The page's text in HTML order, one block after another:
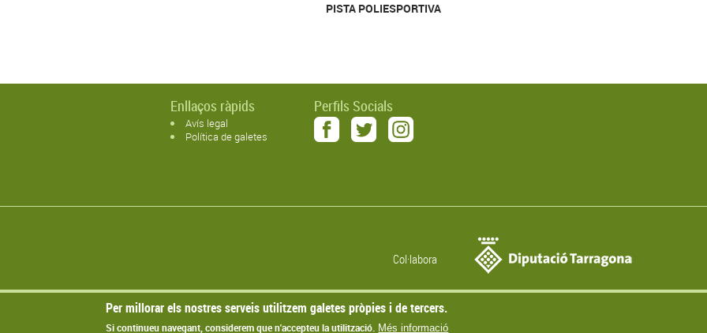
PISTA POLIESPORTIVA
Enllaços ràpids
Avís legal
Política de galetes
Perfils Socials
Col·labora
Per millorar els nostres serveis utilitzem galetes pròpies i de tercers.
Si continueu navegant, considerem que n'accepteu la utilització. Més informació